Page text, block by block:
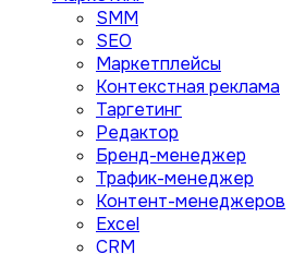
SMM
SEO
Маркетплейсы
Контекстная реклама
Таргетинг
Редактор
Бренд-менеджер
Трафик-менеджер
Контент-менеджеров
Excel
CRM